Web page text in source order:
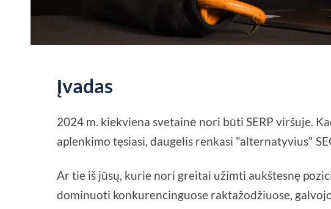
Įvadas
2024 m. kiekviena svetainė nori būti SERP viršuje.
aplenkimo tęsiasi, daugelis renkasi "alternatyvius"
Ar tie iš jūsų, kurie nori greitai užimti aukštesnę
dominuoti konkurencinguose raktažodžiuose,